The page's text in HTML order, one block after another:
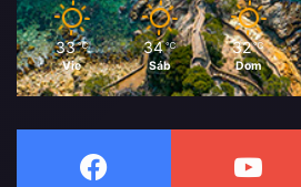
33 ℃
Vie
34 ℃
Sáb
32 ℃
Dom